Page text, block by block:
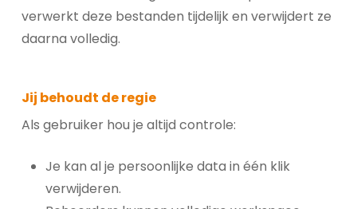
verwerkt deze bestanden tijdelijk en verwijdert ze
daarna volledig.
Jij behoudt de regie
Als gebruiker hou je altijd controle:
Je kan al je persoonlijke data in één klik
verwijderen.